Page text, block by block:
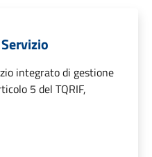
integrato di gestione
5 del TQRIF,